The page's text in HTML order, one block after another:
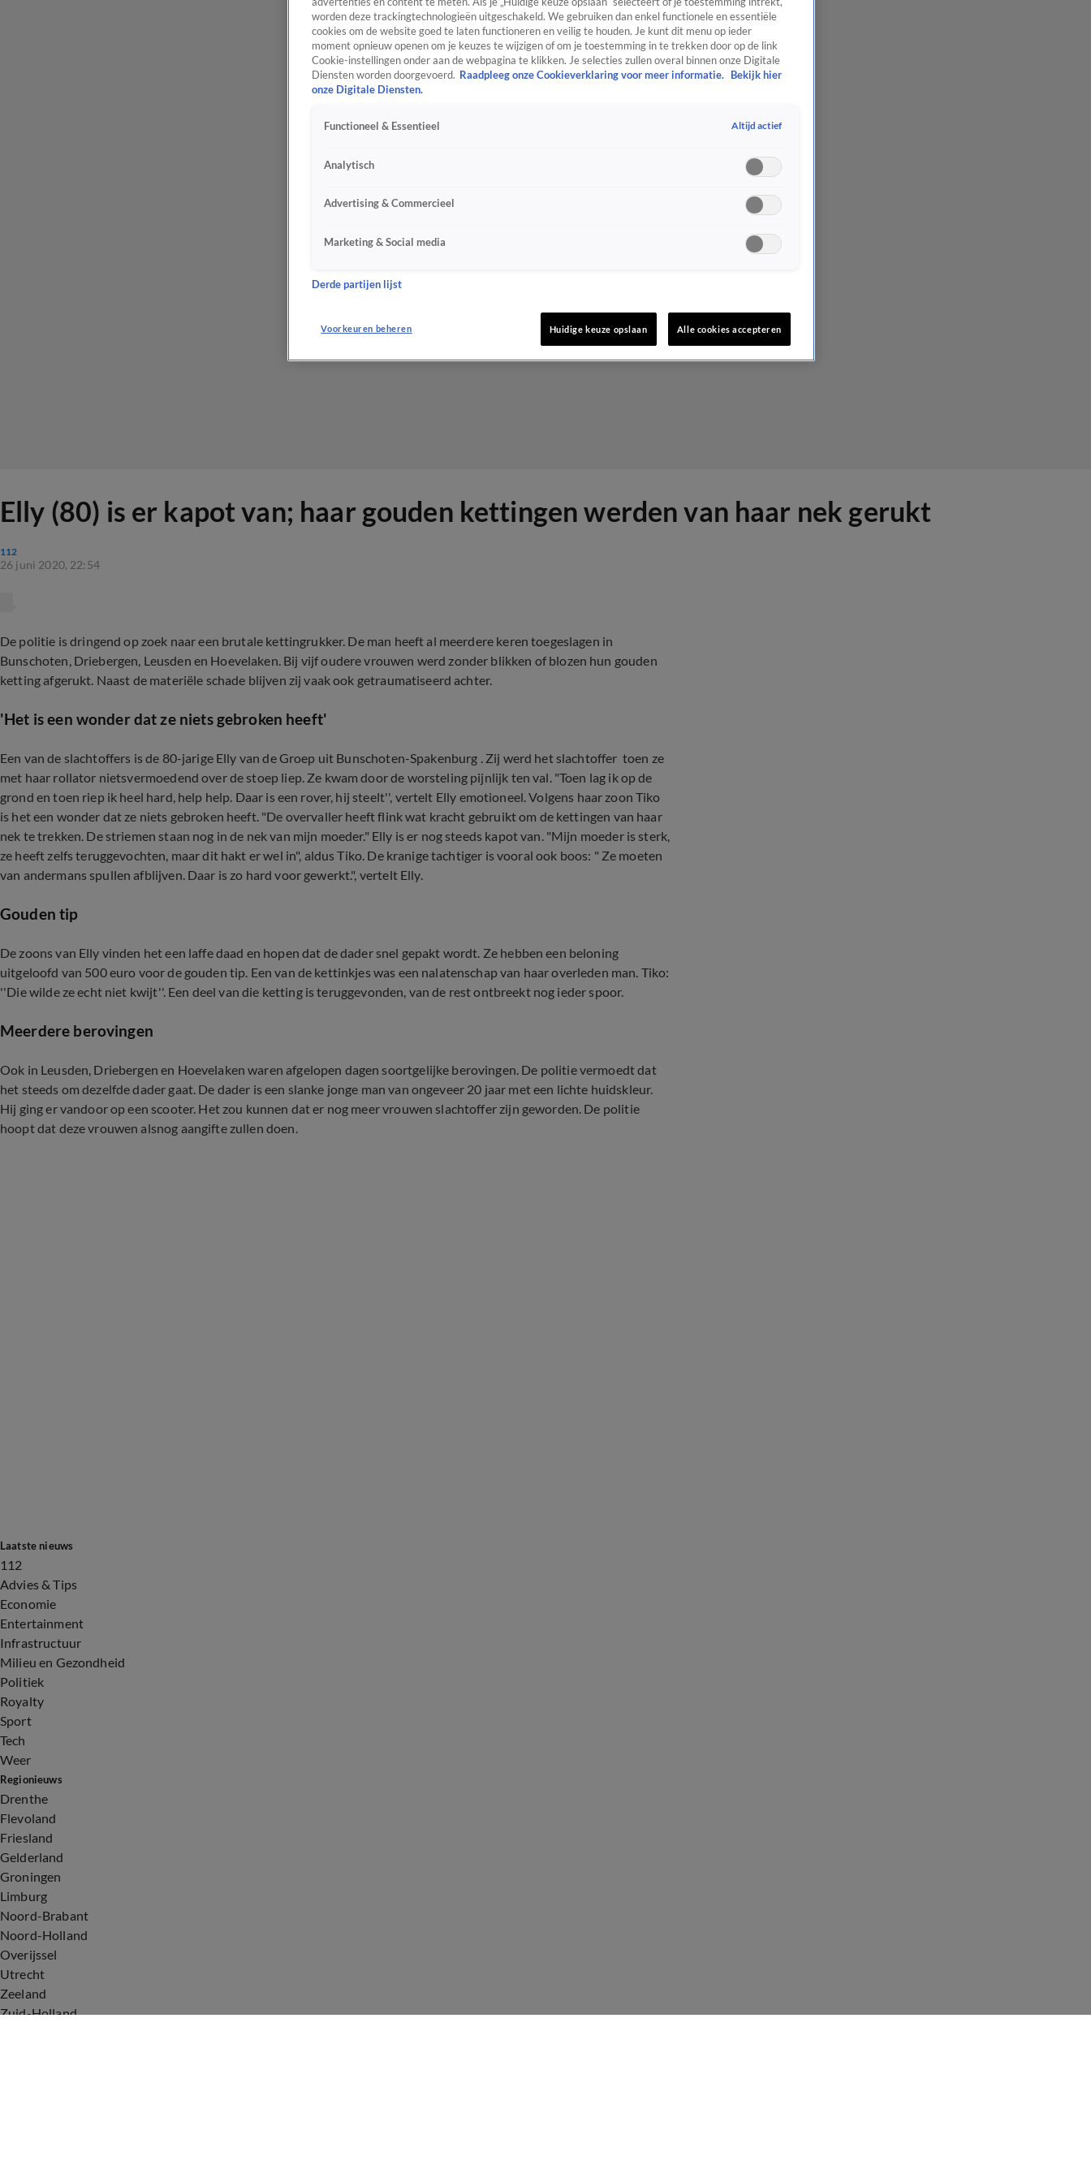
Elly (80) is er kapot van; haar gouden kettingen werden van haar nek gerukt
112
26 juni 2020, 22:54
De politie is dringend op zoek naar een brutale kettingrukker. De man heeft al meerdere keren toegeslagen in
Bunschoten, Driebergen, Leusden en Hoevelaken. Bij vijf oudere vrouwen werd zonder blikken of blozen hun gouden
ketting afgerukt. Naast de materiële schade blijven zij vaak ook getraumatiseerd achter.
'Het is een wonder dat ze niets gebroken heeft'
Een van de slachtoffers is de 80-jarige Elly van de Groep uit Bunschoten-Spakenburg . Zij werd het slachtoffer toen ze
met haar rollator nietsvermoedend over de stoep liep. Ze kwam door de worsteling pijnlijk ten val. "Toen lag ik op de
grond en toen riep ik heel hard, help help. Daar is een rover, hij steelt'', vertelt Elly emotioneel. Volgens haar zoon Tiko
is het een wonder dat ze niets gebroken heeft. "De overvaller heeft flink wat kracht gebruikt om de kettingen van haar
nek te trekken. De striemen staan nog in de nek van mijn moeder." Elly is er nog steeds kapot van. "Mijn moeder is sterk,
ze heeft zelfs teruggevochten, maar dit hakt er wel in", aldus Tiko. De kranige tachtiger is vooral ook boos: " Ze moeten
van andermans spullen afblijven. Daar is zo hard voor gewerkt.", vertelt Elly.
Gouden tip
De zoons van Elly vinden het een laffe daad en hopen dat de dader snel gepakt wordt. Ze hebben een beloning
uitgeloofd van 500 euro voor de gouden tip. Een van de kettinkjes was een nalatenschap van haar overleden man. Tiko:
''Die wilde ze echt niet kwijt''. Een deel van die ketting is teruggevonden, van de rest ontbreekt nog ieder spoor.
Meerdere berovingen
Ook in Leusden, Driebergen en Hoevelaken waren afgelopen dagen soortgelijke berovingen. De politie vermoedt dat
het steeds om dezelfde dader gaat. De dader is een slanke jonge man van ongeveer 20 jaar met een lichte huidskleur.
Hij ging er vandoor op een scooter. Het zou kunnen dat er nog meer vrouwen slachtoffer zijn geworden. De politie
hoopt dat deze vrouwen alsnog aangifte zullen doen.
Laatste nieuws
112
Advies & Tips
Economie
Entertainment
Infrastructuur
Milieu en Gezondheid
Politiek
Royalty
Sport
Tech
Weer
Regionieuws
Drenthe
Flevoland
Friesland
Gelderland
Groningen
Limburg
Noord-Brabant
Noord-Holland
Overijssel
Utrecht
Zeeland
Zuid-Holland
worden deze trackingtechnologieën uitgeschakeld. We gebruiken dan enkel functionele en essentiële
cookies om de website goed te laten functioneren en veilig te houden. Je kunt dit menu op ieder
moment opnieuw openen om je keuzes te wijzigen of om je toestemming in te trekken door op de link
Cookie-instellingen onder aan de webpagina te klikken. Je selecties zullen overal binnen onze Digitale
Diensten worden doorgevoerd. Raadpleeg onze Cookieverklaring voor meer informatie.
Bekijk hier
onze Digitale Diensten.
Functioneel & Essentieel Altijd actief
Analytisch
Advertising & Commercieel
Marketing & Social media
Derde partijen lijst
Voorkeuren beheren Huidige keuze opslaan Alle cookies accepteren